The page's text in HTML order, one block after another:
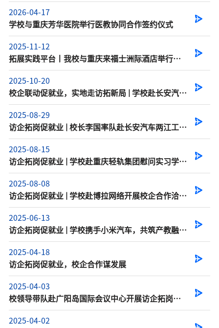
2026-04-17
学校与重庆芳华医院举行医教协同合作签约仪式
2025-11-12
拓展实践平台丨我校与重庆来福士洲际酒店举行人
2025-10-20
校企联动促就业，实地走访拓新局 | 学校赴长安汽车
2025-08-29
访企拓岗促就业 | 校长李国率队赴长安汽车两江工厂
2025-08-15
访企拓岗促就业 | 学校赴重庆轻轨集团慰问实习学
2025-08-08
访企拓岗促就业 | 学校赴博拉网络开展校企合作洽
2025-06-13
访企拓岗促就业 | 学校携手小米汽车，共筑产教融合
2025-04-18
访企拓岗促就业，校企合作谋发展
2025-04-03
校领导带队赴广阳岛国际会议中心开展访企拓岗专
2025-04-02